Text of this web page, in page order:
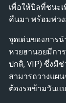
เพื่อให้บิลที่ชนะ
คืนมา พร้อมพ่วง
จุดเด่นของการ
หวยฮานอยมีกา
ปกติ, VIP) ซึ่งมีช่
สามารถวางแผ
ต้องรอข้ามวันแ